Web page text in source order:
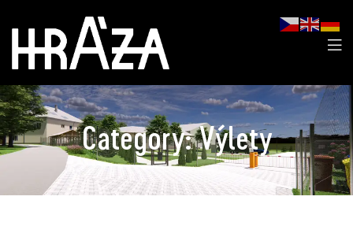
Category:Výlety